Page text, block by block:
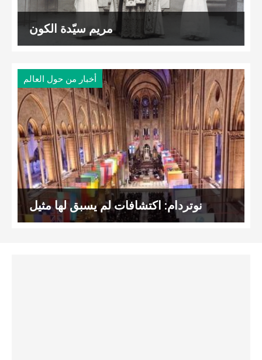
مريم سيّدة الكون
أخبار من حول العالم
نوتردام: اكتشافات لم يسبق لها مثيل